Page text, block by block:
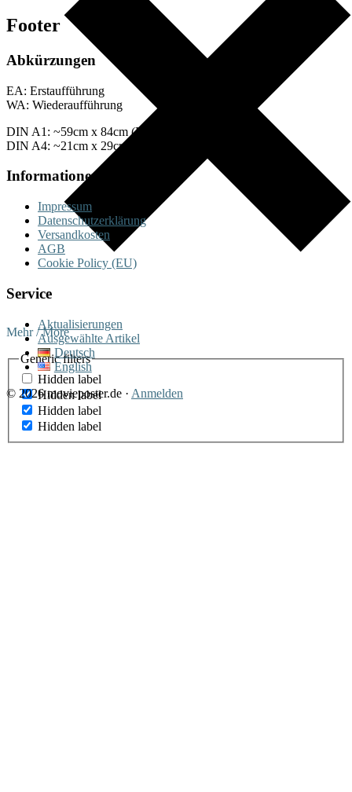
Mehr / More
Generic filters
Hidden label
Hidden label
Hidden label
Hidden label
Footer
Abkürzungen
EA: Erstaufführung
WA: Wiederaufführung
DIN A1: ~59cm x 84cm (Plakate)
DIN A4: ~21cm x 29cm (Fotos)
Informationen
Impressum
Datenschutzerklärung
Versandkosten
AGB
Cookie Policy (EU)
Service
Aktualisierungen
Ausgewählte Artikel
Deutsch
English
© 2026 movieposter.de · Anmelden